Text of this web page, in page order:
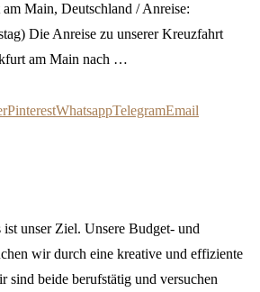
Main, Deutschland / Anreise:
Die Anreise zu unserer Kreuzfahrt
am Main nach …
PinterestWhatsappTelegramEmail
unser Ziel. Unsere Budget- und
wir durch eine kreative und effiziente
sind beide berufstätig und versuchen